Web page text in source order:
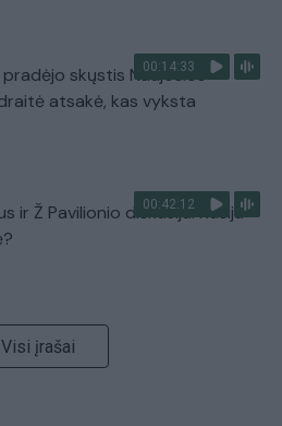
00:14:33
skųstis Naujosios
atsakė, kas vyksta
00:42:12
ir Ž Pavilionio diskusija: Rusija
Visi įrašai